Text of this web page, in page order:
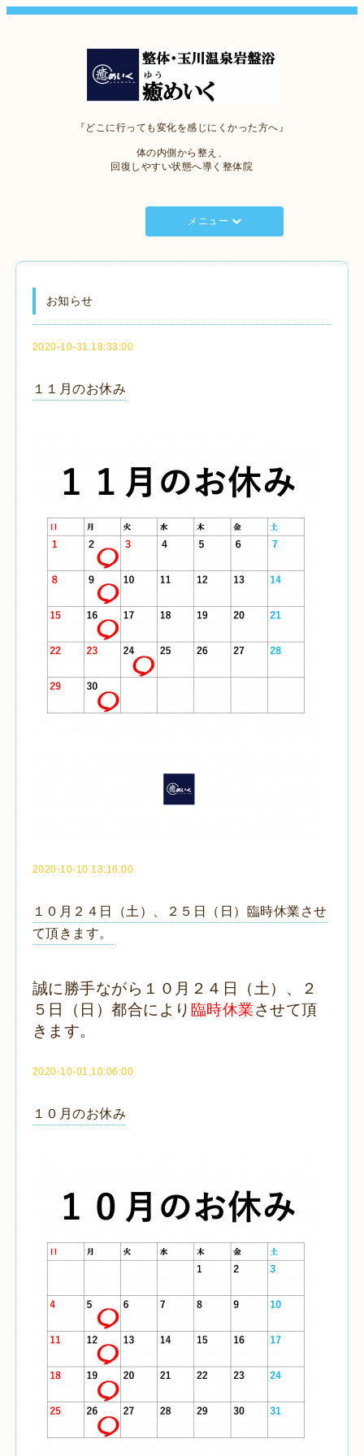
『どこに行っても変化を感じにくかった方へ』
体の内側から整え、
回復しやすい状態へ導く整体院
メニュー
お知らせ
2020-10-31 18:33:00
１１月のお休み
2020-10-10 13:16:00
１０月２４日（土）、２５日（日）臨時休業させ
て頂きます。
誠に勝手ながら１０月２４日（土）、２
５日（日）都合により 臨時休業させて頂
きます。
2020-10-01 10:06:00
１０月のお休み